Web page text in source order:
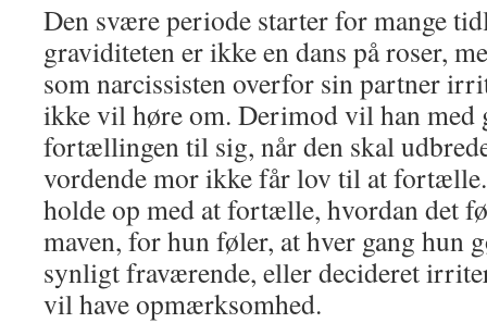
Den svære periode starter for mange
graviditeten er ikke en dans på roser,
som narcissisten overfor sin partner
ikke vil høre om. Derimod vil han med
fortællingen til sig, når den skal
vordende mor ikke får lov til at
holde op med at fortælle, hvordan det
maven, for hun føler, at hver gang hun
synligt fraværende, eller decideret
vil have opmærksomhed.